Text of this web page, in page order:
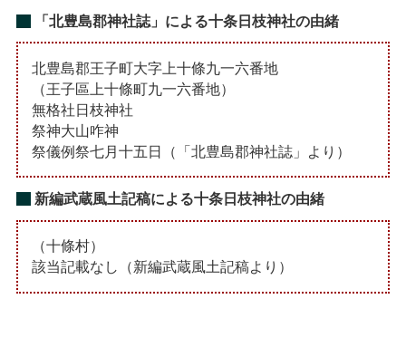
「北豊島郡神社誌」による十条日枝神社の由緒
北豊島郡王子町大字上十條九一六番地
（王子區上十條町九一六番地）
無格社日枝神社
祭神大山咋神
祭儀例祭七月十五日（「北豊島郡神社誌」より）
新編武蔵風土記稿による十条日枝神社の由緒
（十條村）
該当記載なし（新編武蔵風土記稿より）